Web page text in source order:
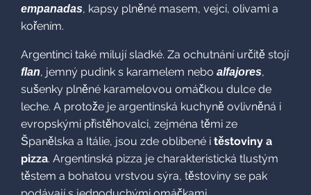
chorizoa grilování bývá společenská událost. Maso bývá
podáváno se svěží omáčkou
empanadas, kapsy plněné masem, vejci, olivami a kořením.
Argentinci také milují sladké. Za ochutnání určitě stojíflan
jemný pudink s karamelem nebo alfajores, sušenky plněné
karamelovou omáčkou dulce de leche. A protože je
argentinská kuchyně ovlivněná i evropskými přistěhovalci,
zejména těmi ze Španělska a Itálie, jsou zde oblíbené i
těstoviny a pizza. Argentinská pizza je charakteristická
tlustým těstem a bohatou vrstvou sýra, těstoviny se pak
podávají s jednoduchými omáčkami.